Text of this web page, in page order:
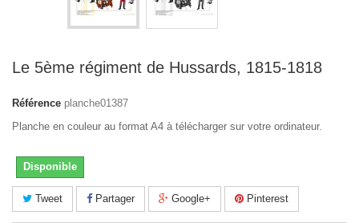
Le 5ème régiment de Hussards, 1815-1818
Référence planche01387
Planche en couleur au format A4 à télécharger sur votre ordinateur.
Disponible
Tweet Partager Google+ Pinterest